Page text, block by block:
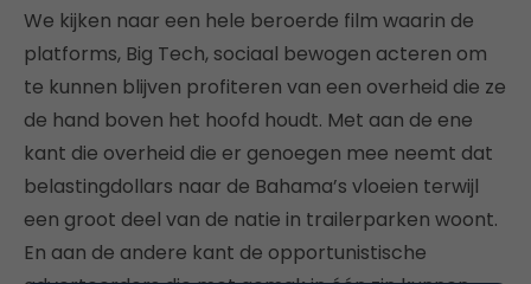
We kijken naar een hele beroerde film waarin de
platforms, Big Tech, sociaal bewogen acteren om
te kunnen blijven profiteren van een overheid die ze
de hand boven het hoofd houdt. Met aan de ene
kant die overheid die er genoegen mee neemt dat
belastingdollars naar de Bahama’s vloeien terwijl
een groot deel van de natie in trailerparken woont.
En aan de andere kant de opportunistische